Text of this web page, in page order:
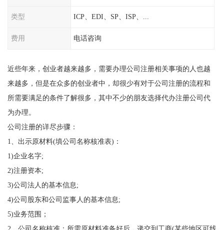
类型 ICP、EDI、SP、ISP、...
费用 电话咨询
近些年来，创业者越来越多，需要办理公司注册相关事项的人也越
来越多，但是在众多的创业者中，却很少有对于公司注册的流程和
所需要满足的条件了解很多，其中不少的朋友选择代办注册公司代
为办理。
公司注册的详尽步骤：
1、出示原材料(填公司名称核准表)：
1)企业名字;
2)注册资本;
3)公司法人的基本信息;
4)公司股东和公司监事人的基本信息;
5)业务范围；